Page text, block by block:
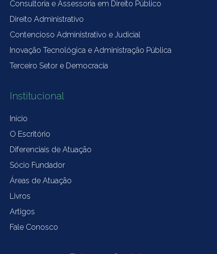
Consultoria e Assessoria em Direito Público
Direito Administrativo
Contencioso Administrativo e Judicial
Inovação Tecnológica e Administração Pública
Terceiro Setor e Democracia
Institucional
Início
O Escritório
Diferenciais de Atuação
Sócio Fundador
Áreas de Atuação
Livros
Artigos
Fale Conosco